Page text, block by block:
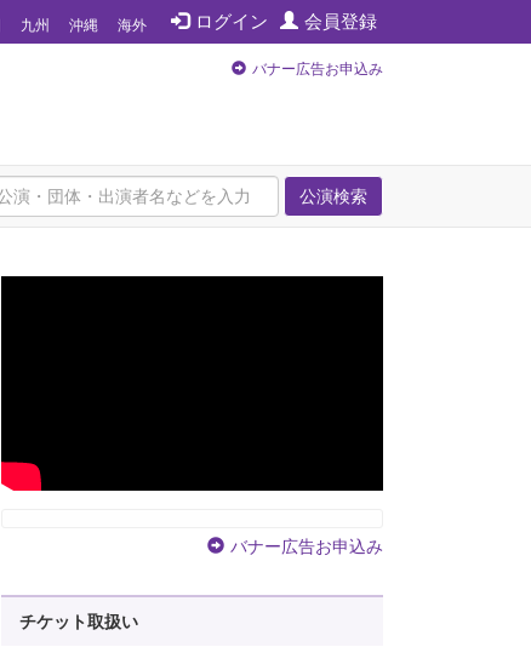
ログイン 会員登録
九州 沖縄 海外
バナー広告お申込み
公演検索
バナー広告お申込み
チケット取扱い